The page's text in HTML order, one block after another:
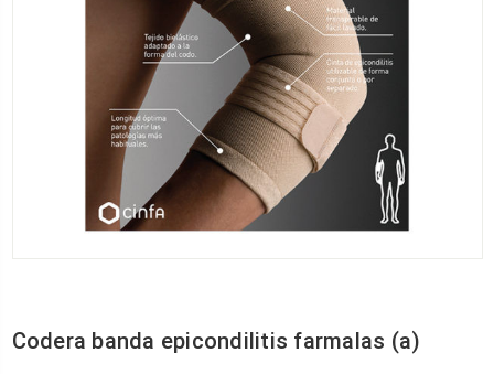
Codera banda epicondilitis farmalas (a)